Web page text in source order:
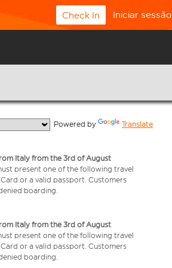
Check In Iniciar sessão
Powered by Translate
Italy from the 3rd of August
present one of the following travel
or a valid passport. Customers
boarding.
Italy from the 3rd of August
present one of the following travel
or a valid passport. Customers
boarding.